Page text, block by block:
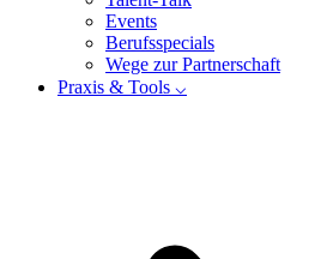
Events
Berufsspecials
Wege zur Partnerschaft
Praxis & Tools ⌵